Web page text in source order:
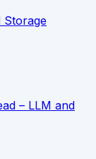
Storage
– LLM and